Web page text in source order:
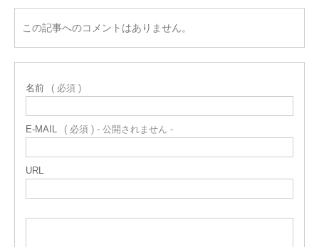
この記事へのコメントはありません。
名前 ( 必須 )
E-MAIL ( 必須 ) - 公開されません -
URL